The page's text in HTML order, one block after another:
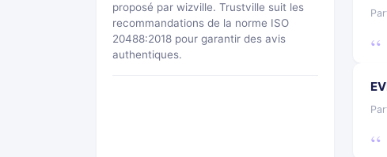
proposé par wizville. Trustville suit les
recommandations de la norme ISO
20488:2018 pour garantir des avis
authentiques.